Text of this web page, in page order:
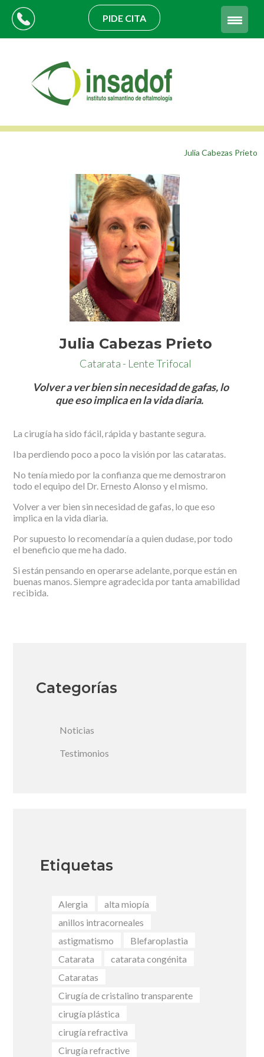
PIDE CITA
Julia Cabezas Prieto
Julia Cabezas Prieto
Catarata - Lente Trifocal
Volver a ver bien sin necesidad de gafas, lo
que eso implica en la vida diaria.
La cirugía ha sido fácil, rápida y bastante segura.
Iba perdiendo poco a poco la visión por las cataratas.
No tenía miedo por la confianza que me demostraron
todo el equipo del Dr. Ernesto Alonso y el mismo.
Volver a ver bien sin necesidad de gafas, lo que eso
implica en la vida diaria.
Por supuesto lo recomendaría a quien dudase, por todo
el beneficio que me ha dado.
Si están pensando en operarse adelante, porque están en
buenas manos. Siempre agradecida por tanta amabilidad
recibida.
Categorías
Noticias
Testimonios
Etiquetas
Alergia
alta miopía
anillos intracorneales
astigmatismo
Blefaroplastia
Catarata
catarata congénita
Cataratas
Cirugía de cristalino transparente
cirugía plástica
cirugía refractiva
Cirugía refractive